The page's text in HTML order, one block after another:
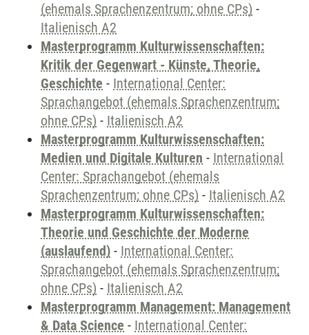
(ehemals Sprachenzentrum; ohne CPs) -
Italienisch A2
Masterprogramm Kulturwissenschaften:
Kritik der Gegenwart - Künste, Theorie,
Geschichte - International Center:
Sprachangebot (ehemals Sprachenzentrum;
ohne CPs) - Italienisch A2
Masterprogramm Kulturwissenschaften:
Medien und Digitale Kulturen - International
Center: Sprachangebot (ehemals
Sprachenzentrum; ohne CPs) - Italienisch A2
Masterprogramm Kulturwissenschaften:
Theorie und Geschichte der Moderne
(auslaufend) - International Center:
Sprachangebot (ehemals Sprachenzentrum;
ohne CPs) - Italienisch A2
Masterprogramm Management: Management
& Data Science - International Center: